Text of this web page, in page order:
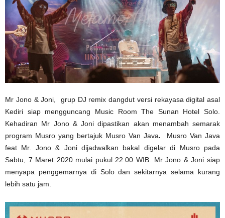
Mr Jono & Joni, grup DJ remix dangdut versi rekayasa digital asal
Kediri siap mengguncang Music Room The Sunan Hotel Solo.
Kehadiran Mr Jono & Joni dipastikan akan menambah semarak
program Musro yang bertajuk Musro Van Java. Musro Van Java
feat Mr. Jono & Joni dijadwalkan bakal digelar di Musro pada
Sabtu, 7 Maret 2020 mulai pukul 22.00 WIB. Mr Jono & Joni siap
menyapa penggemarnya di Solo dan sekitarnya selama kurang
lebih satu jam.